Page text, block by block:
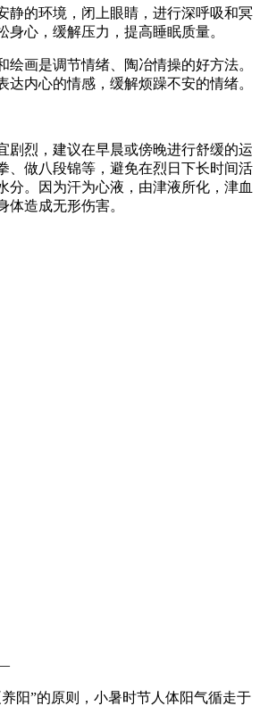
的环境，闭上眼睛，进行深呼吸和冥
身心，缓解压力，提高睡眠质量。
画是调节情绪、陶冶情操的好方法。
达内心的情感，缓解烦躁不安的情绪。
烈，建议在早晨或傍晚进行舒缓的运
、做八段锦等，避免在烈日下长时间活
分。因为汗为心液，由津液所化，津血
体造成无形伤害。
”的原则，小暑时节人体阳气循走于